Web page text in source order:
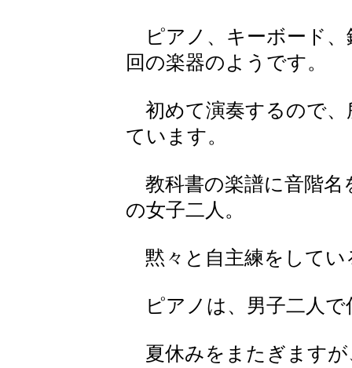
ピアノ、キーボード、
回の楽器のようです。
初めて演奏するので、
ています。
教科書の楽譜に音階名
の女子二人。
黙々と自主練をしてい
ピアノは、男子二人で
夏休みをまたぎますが